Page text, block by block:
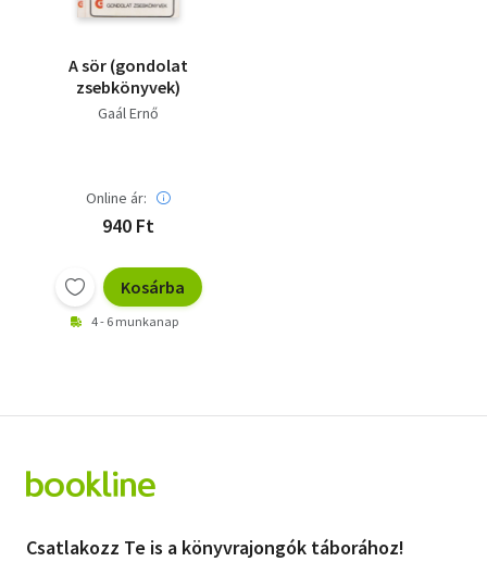
A sör (gondolat
zsebkönyvek)
Gaál Ernő
Online ár:
940 Ft
Kosárba
4 - 6 munkanap
Csatlakozz Te is a könyvrajongók táborához!